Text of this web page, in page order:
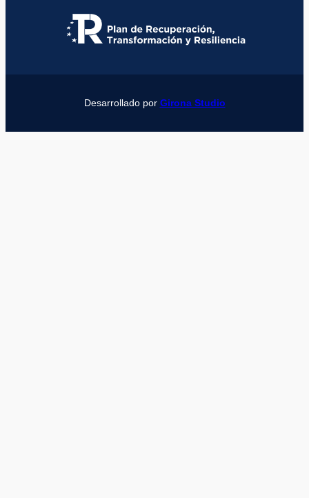
Desarrollado por Girona Studio